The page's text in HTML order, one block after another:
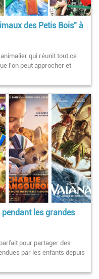
des Petis Bois" à
qui réunit tout ce
l'on peut approcher et
les grandes
pour partager des
par les enfants depuis